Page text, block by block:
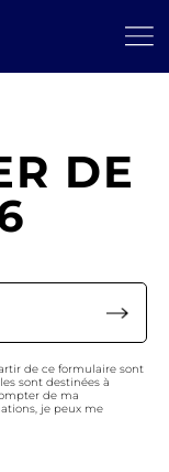
DE
de ce formulaire sont
sont destinées à
de ma
je peux me